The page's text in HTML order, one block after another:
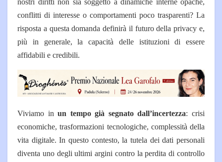
conflitti di interesse o comportamenti poco trasparenti? La
risposta a questa domanda definirà il futuro della privacy e,
più in generale, la capacità delle istituzioni di essere
affidabili e credibili.
Viviamo inun tempo già segnato dall’incertezza: crisi
economiche, trasformazioni tecnologiche, complessità della
vita digitale. In questo contesto, la tutela dei dati personali
diventa uno degli ultimi argini contro la perdita di controllo